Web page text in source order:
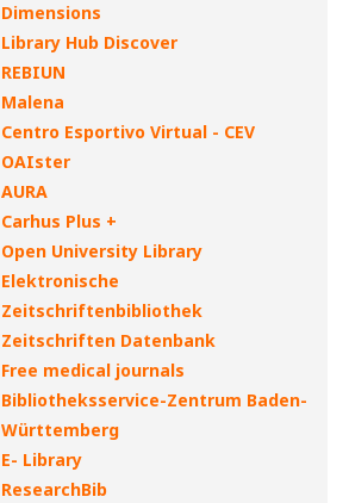
Dimensions
Library Hub Discover
REBIUN
Malena
Centro Esportivo Virtual - CEV
OAIster
AURA
Carhus Plus +
Open University Library
Elektronische
Zeitschriftenbibliothek
Zeitschriften Datenbank
Free medical journals
Bibliotheksservice-Zentrum Baden-
Württemberg
E- Library
ResearchBib